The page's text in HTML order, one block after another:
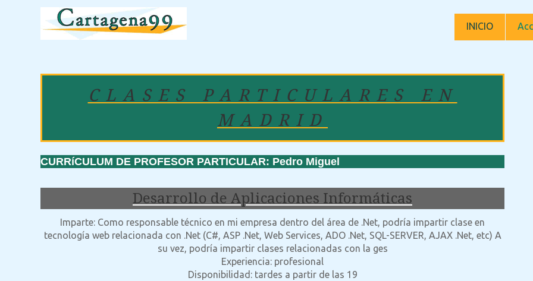
INICIO
CLASES PARTICULARES EN
MADRID
CURRíCULUM DE PROFESOR PARTICULAR: Pedro Miguel
Desarrollo de Aplicaciones Informáticas
Imparte: Como responsable técnico en mi empresa dentro del área de .Net, podría impartir clase en
tecnología web relacionada con .Net (C#, ASP .Net, Web Services, ADO .Net, SQL-SERVER, AJAX .Net, etc) A
su vez, podría impartir clases relacionadas con la ges
Experiencia: profesional
Disponibilidad: tardes a partir de las 19